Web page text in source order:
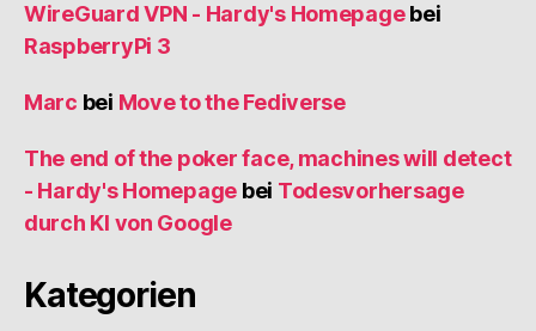
WireGuard VPN - Hardy's Homepagebei
RaspberryPi 3
Marc bei Move to the Fediverse
The end of the poker face, machines will detect
- Hardy's Homepage bei Todesvorhersage
durch KI von Google
Kategorien